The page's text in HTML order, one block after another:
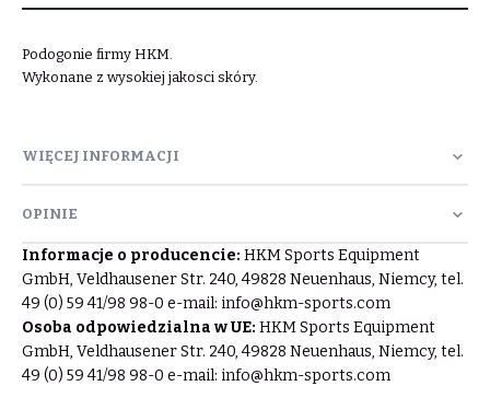
Podogonie firmy HKM.
Wykonane z wysokiej jakosci skóry.
WIĘCEJ INFORMACJI
OPINIE
Informacje o producencie: HKM Sports Equipment
GmbH, Veldhausener Str. 240, 49828 Neuenhaus, Niemcy, tel.
49 (0) 59 41/98 98-0 e-mail: info@hkm-sports.com
Osoba odpowiedzialna w UE: HKM Sports Equipment
GmbH, Veldhausener Str. 240, 49828 Neuenhaus, Niemcy, tel.
49 (0) 59 41/98 98-0 e-mail: info@hkm-sports.com